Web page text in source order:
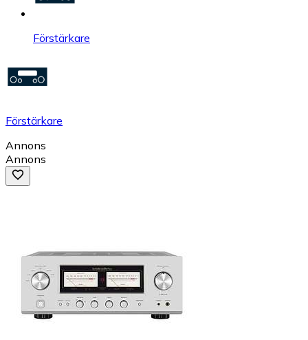
Förstärkare
Förstärkare
Annons
Annons